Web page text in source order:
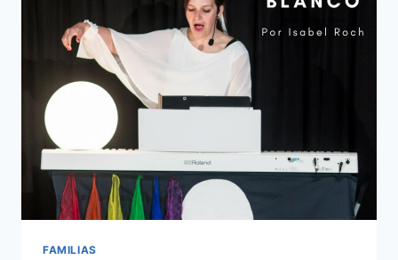
FAMILIAS